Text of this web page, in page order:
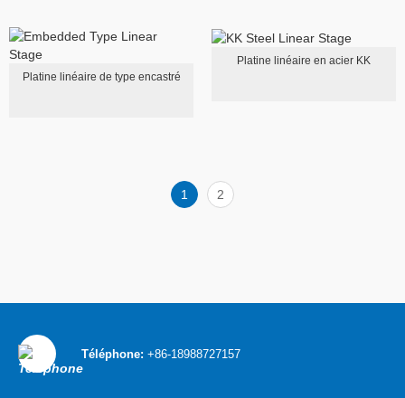
Platine linéaire de type encastré
Platine linéaire en acier KK
1 2
Téléphone: +86-18988727157